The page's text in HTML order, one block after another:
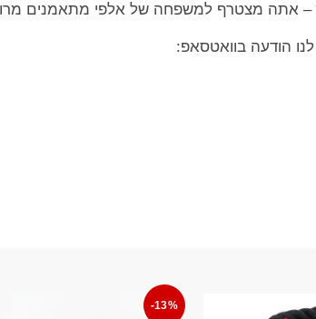
– אתה מצטרף למשפחה של אלפי מתאמנים
הודעה בוואטסאפ:
-13%